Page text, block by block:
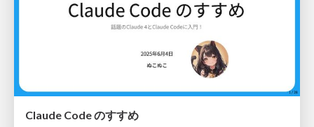
Claude Code のすすめ